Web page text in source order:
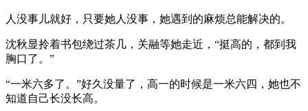
人没事儿就好，只要她人没事，她遇到的麻烦总能解决的。
沈秋显拎着书包绕过茶几，关融等她走近，“挺高的，都到我
胸口了。”
“一米六多了。”好久没量了，高一的时候是一米六四，她也不
知道自己长没长高。